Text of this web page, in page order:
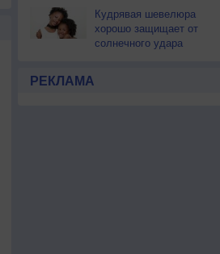
Кудрявая шевелюра
хорошо защищает от
солнечного удара
РЕКЛАМА